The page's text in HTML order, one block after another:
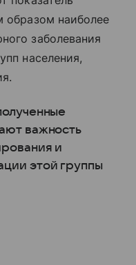
образом наиболее
заболевания
населения,
важность
и
этой группы